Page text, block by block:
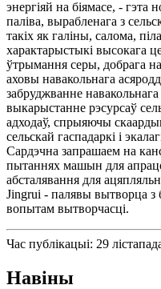
энергіяй на біямасе, - гэта
паліва, вырабленага з
такіх як галіны, салома,
характарыстыкі высокага
ўтрымання серы, добрага
аховы навакольнага
забруджванне навакольнага
выкарыстанне рэсурсаў
адходаў, спрыяючы
сельскай гаспадаркі і
Сардэчна запрашаем на
пытаннях машын для
абсталявання для
Jingrui - палявы вытворца
вопытам вытворчасці.
Час публікацыі: 29
Навіны